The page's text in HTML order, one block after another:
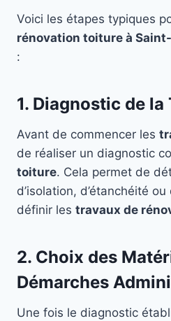
Voici les étapes typiques
rénovation toiture à
:
1. Diagnostic de la
Avant de commencer les
de réaliser un diagnostic
toiture. Cela permet de
d’isolation, d’étanchéité
définir les travaux de
2. Choix des
Démarches
Une fois le diagnostic